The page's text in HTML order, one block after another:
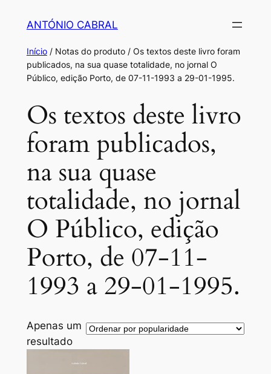
conteúdo
ANTÓNIO CABRAL
Início/ Notas do produto / Os textos deste livro foram
publicados, na sua quase totalidade, no jornal O
Público, edição Porto, de 07-11-1993 a 29-01-1995.
Os textos deste livro
foram publicados,
na sua quase
totalidade, no jornal
O Público, edição
Porto, de 07-11-
1993 a 29-01-1995.
Apenas um
resultado